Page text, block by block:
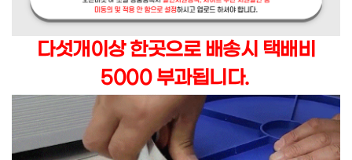
다섯개이상 한곳으로 배송시 택배비
5000 부과됩니다.